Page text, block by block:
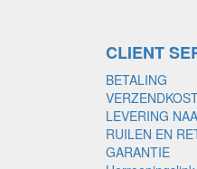
CLIENT
BETALING
LEVERING
RUILEN EN
GARANTIE